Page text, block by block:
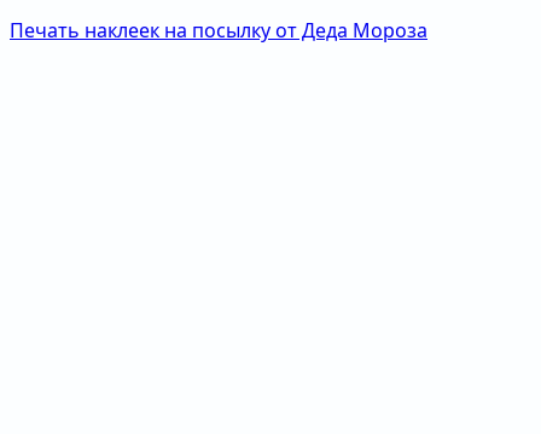
Печать наклеек на посылку от Деда Мороза